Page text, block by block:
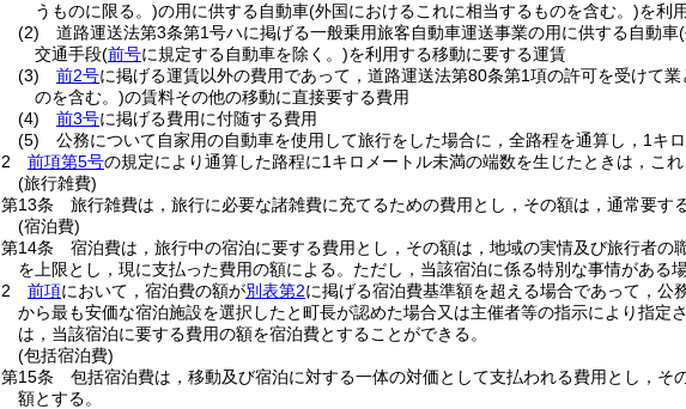
うものに限る。)の用に供する自動車(外国におけるこれに相当するものを含む。)を利
(2)
道路運送法第3条第1号ハに掲げる一般乗用旅客自動車運送事業の用に供する自動車
交通手段(前号に規定する自動車を除く。)を利用する移動に要する運賃
(3)
前2号に掲げる運賃以外の費用であって，道路運送法第80条第1項の許可を受けて
のを含む。)の賃料その他の移動に直接要する費用
(4)
前3号に掲げる費用に付随する費用
(5)
公務について自家用の自動車を使用して旅行をした場合に，全路程を通算し，1キ
2
前項第5号の規定により通算した路程に1キロメートル未満の端数を生じたときは，これ
(旅行雑費)
第13条
旅行雑費は，旅行に必要な諸雑費に充てるための費用とし，その額は，通常要す
(宿泊費)
第14条
宿泊費は，旅行中の宿泊に要する費用とし，その額は，地域の実情及び旅行者の
を上限とし，現に支払った費用の額による。 ただし，当該宿泊に係る特別な事情がある
2
前項において，宿泊費の額が別表第2に掲げる宿泊費基準額を超える場合であって，
から最も安価な宿泊施設を選択したと町長が認めた場合又は主催者等の指示により指
は，当該宿泊に要する費用の額を宿泊費とすることができる。
(包括宿泊費)
第15条
包括宿泊費は，移動及び宿泊に対する一体の対価として支払われる費用とし，そ
額とする。